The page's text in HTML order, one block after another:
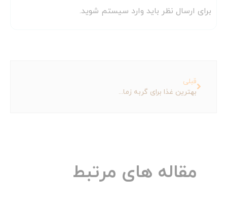
برای ارسال نظر باید وارد سیستم شوید.
قبلی
بهترین غذا برای گربه زمان جنگ چیست؟
مقاله های مرتبط